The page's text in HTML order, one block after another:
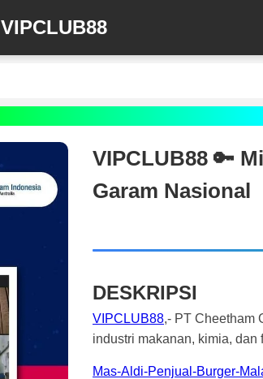
VIPCLUB88
VIPCLUB88 🔑
Garam Nasional
DESKRIPSI
VIPCLUB88,- PT Cheetham
industri makanan, kimia,
Mas-Aldi-Penjual-Burger-